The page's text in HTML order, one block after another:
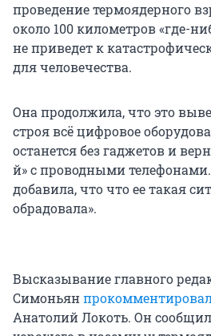
проведение термоядерного
около 100 километров «где-
не приведет к
для человечества.
Она продолжила, что это
строя всё цифровое
останется без гаджетов и
й» с проводными
добавила, что что ее такая
обрадовала».
Высказывание главного
Симоньян
Анатолий Локоть. Он